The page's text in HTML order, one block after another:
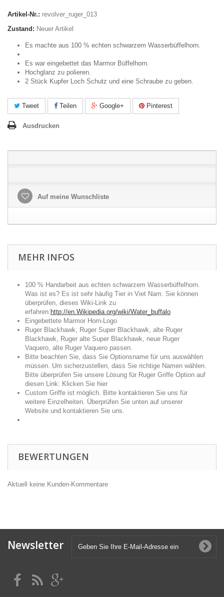
Artikel-Nr.: revolver_ruger_013
Zustand: Neuer Artikel
Es machte aus 100 % echten schwarzem Wasserbüffelhorn.
Es war eingebettet das Marmor Büffelhorn.
Hochglanz zu polieren.
2 Stück Kupfer Loch Schutz und eine Schraube zu geben.
Tweet Teilen Google+ Pinterest
Ausdrucken
Auf meine Wunschliste
MEHR INFOS
100 % Handarbeit aus echten schwarzem Wasserbüffelhorn.
Was ist es? Es ist sehr häufig Tier in Viet Nam. Sie können
überprüfen, dieses Wiki-Link zu
erfahren: http://en.Wikipedia.org/wiki/Water_buffalo
Eingebettete Marmor Horn-Logo
Ruger Blackhawk, Ruger Super Blackhawk, alte Ruger
Blackhawk, Ruger alte Super Blackhawk, neue Ruger
Vaquero, alte Ruger Vaquero passen.
Bitte beachten Sie, dass Sie Optionsname für uns auswählen
müssen. Um sicherzustellen, dass Sie richtige Namen wählen.
Bitte überprüfen Sie unsere Lösung für Ruger Griffe Option auf
diesen Link: Klicken Sie hier
Custom Griffe ist möglich. Bitte kontaktieren Sie uns für
weitere Einzelheiten. Überprüfen Sie unten auf unserer
Website und kontaktieren Sie uns.
BEWERTUNGEN
Aktuell keine Kunden-Kommentare
Newsletter